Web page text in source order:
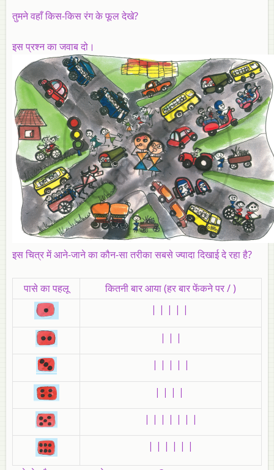
तुमने वहाँ किस-किस रंग के फूल देखे?
इस प्रश्न का जवाब दो।
इस चित्र में आने-जाने का कौन-सा तरीका सबसे ज्यादा दिखाई दे रहा है?
पासे का पहलू
कितनी बार आया (हर बार फेंकने पर / )
| | | | |
| | |
| | | | |
| | | |
| | | | | | |
| | | | | |